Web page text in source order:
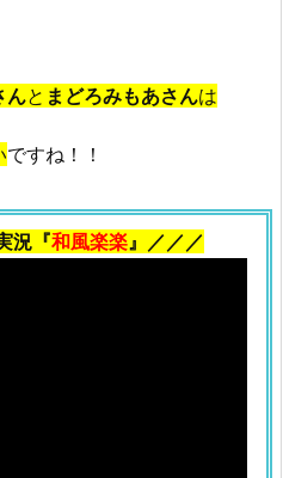
んと まどろみもあさんは
ですね！！
況『和風楽楽 』／／／